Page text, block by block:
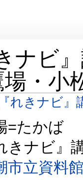
ナビ
場・小
れきナビ』
=たかば
きナビ』
市立資料